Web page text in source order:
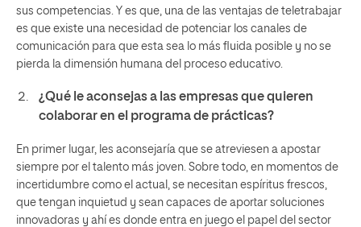
sus competencias. Y es que, una de las ventajas de teletrabajar
es que existe una necesidad de potenciar los canales de
comunicación para que esta sea lo más fluida posible y no se
pierda la dimensión humana del proceso educativo.
¿Qué le aconsejas a las empresas que quieren
colaborar en el programa de prácticas?
En primer lugar, les aconsejaría que se atreviesen a apostar
siempre por el talento más joven. Sobre todo, en momentos de
incertidumbre como el actual, se necesitan espíritus frescos,
que tengan inquietud y sean capaces de aportar soluciones
innovadoras y ahí es donde entra en juego el papel del sector